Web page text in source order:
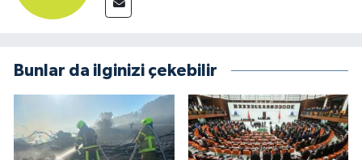
Bunlar da ilginizi çekebilir